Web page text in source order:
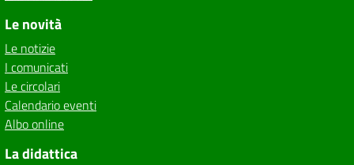
Le novità
Le notizie
I comunicati
Le circolari
Calendario eventi
Albo online
La didattica